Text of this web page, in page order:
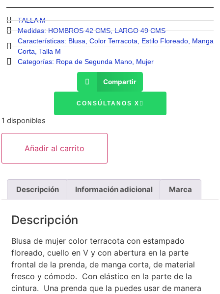
TALLA M
Medidas:HOMBROS 42 CMS,LARGO 49 CMS
Características: Blusa Color Terracota Estilo Floreado Manga
Corta Talla M
Categorías: Ropa de Segunda Mano Mujer
Compartir
CONSÚLTANOS X
1 disponibles
Añadir al carrito
Descripción Información adicional Marca
Descripción
Blusa de mujer color terracota con estampado
floreado, cuello en V y con abertura en la parte
frontal de la prenda, de manga corta, de material
fresco y cómodo. Con elástico en la parte de la
cintura. Una prenda que la puedes usar de manera